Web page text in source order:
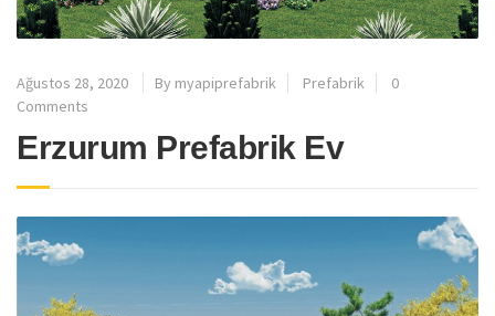
Ağustos 28, 2020 By myapiprefabrik Prefabrik
0
Comments
Erzurum Prefabrik Ev